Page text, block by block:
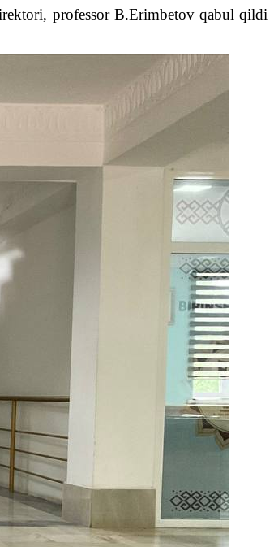
professor B.Erimbetov qabul qildi